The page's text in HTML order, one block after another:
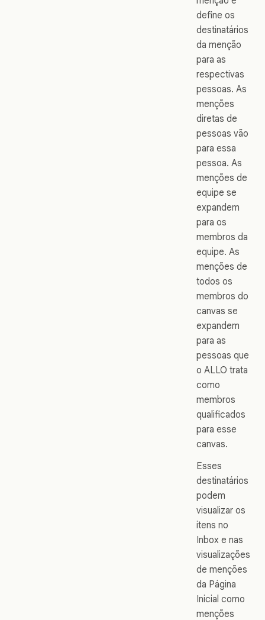
define os
destinatários
da menção
para as
respectivas
pessoas. As
menções
diretas de
pessoas vão
para essa
pessoa. As
menções de
equipe se
expandem
para os
membros da
equipe. As
menções de
todos os
membros do
canvas se
expandem
para as
pessoas que
o ALLO trata
como
membros
qualificados
para esse
canvas.
Esses
destinatários
podem
visualizar os
itens no
Inbox e nas
visualizações
de menções
da Página
Inicial como
menções